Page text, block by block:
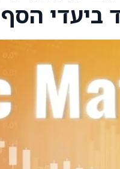
ביעדי הסף